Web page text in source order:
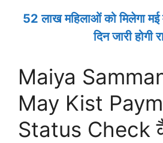
52 लाख महिलाओं को मिलेगा
दिन जारी होगी
Maiya
May Kist
Status Check